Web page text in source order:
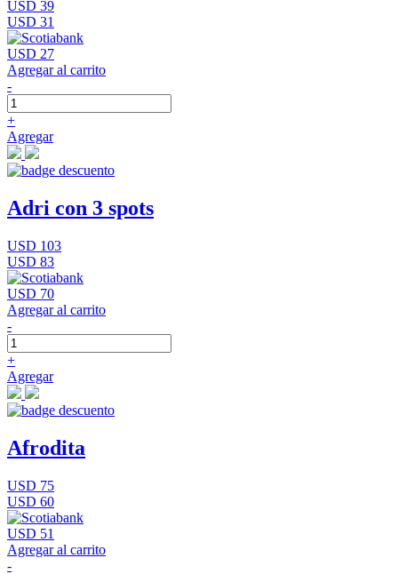
USD 39
USD 31
USD 27
Agregar al carrito
-
+
Agregar
Adri con 3 spots
USD 103
USD 83
USD 70
Agregar al carrito
-
+
Agregar
Afrodita
USD 75
USD 60
USD 51
Agregar al carrito
-